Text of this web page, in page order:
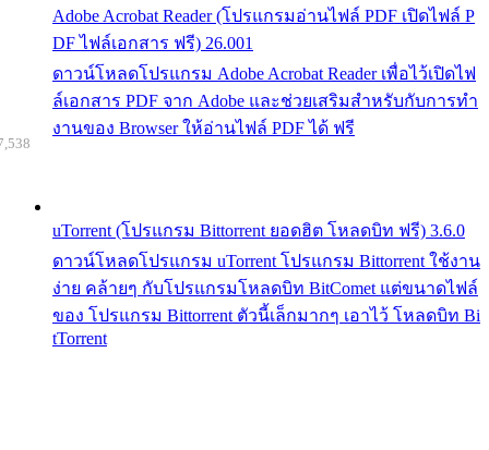
Adobe Acrobat Reader (โปรแกรมอ่านไฟล์ PDF เปิดไฟล์ P
DF ไฟล์เอกสาร ฟรี) 26.001
ดาวน์โหลดโปรแกรม Adobe Acrobat Reader เพื่อไว้เปิดไฟ
ล์เอกสาร PDF จาก Adobe และช่วยเสริมสำหรับกับการทำ
งานของ Browser ให้อ่านไฟล์ PDF ได้ ฟรี
uTorrent (โปรแกรม Bittorrent ยอดฮิต โหลดบิท ฟรี) 3.6.0
ดาวน์โหลดโปรแกรม uTorrent โปรแกรม Bittorrent ใช้งาน
ง่าย คล้ายๆ กับโปรแกรมโหลดบิท BitComet แต่ขนาดไฟล์
ของ โปรแกรม Bittorrent ตัวนี้เล็กมากๆ เอาไว้ โหลดบิท Bi
tTorrent